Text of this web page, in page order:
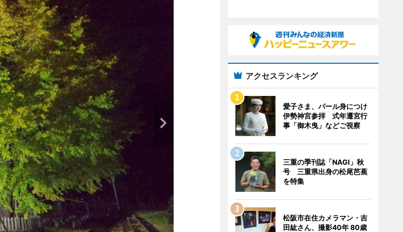
アクセスランキング
愛子さま、パール身につけ
伊勢神宮参拝 式年遷宮行
事「御木曳」などご視察
三重の季刊誌「NAGI」秋
号 三重県出身の松尾芭蕉
を特集
松阪市在住カメラマン・吉
田紘さん、撮影40年 80歳